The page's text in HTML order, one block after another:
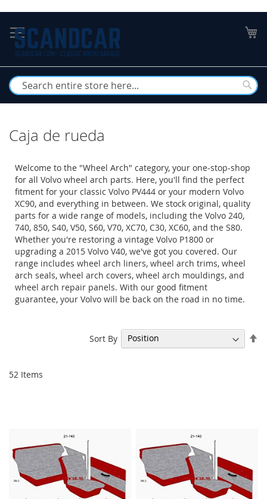
to
Content
Caja de rueda
Welcome to the "Wheel Arch" category, your one-stop-shop
for all Volvo wheel arch parts. Here, you'll find the perfect
fitment for your classic Volvo PV444 or your modern Volvo
XC90, and everything in between. We stock original, quality
parts for a wide range of models, including the Volvo 240,
740, 850, S40, V50, S60, V70, XC70, C30, XC60, and the S80.
Whether you're restoring a vintage Volvo P1800 or
upgrading a 2015 Volvo V40, we've got you covered. Our
range includes wheel arch liners, wheel arch trims, wheel
arch seals, wheel arch covers, wheel arch mouldings, and
wheel arch repair panels. With our good fitment
guarantee, your Volvo will be back on the road in no time.
52 Items
Sort By